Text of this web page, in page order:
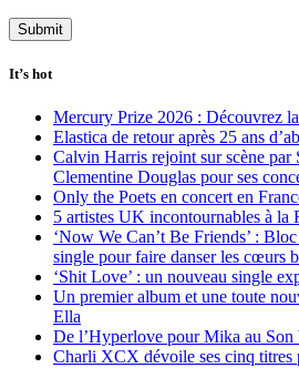
It’s hot
Mercury Prize 2026 : Découvrez
Elastica de retour après 25 ans
Calvin Harris rejoint sur scène par
Clementine Douglas pour ses
Only the Poets en concert en
5 artistes UK incontournables à la
‘Now We Can’t Be Friends’ :
single pour faire danser les cœurs
‘Shit Love’ : un nouveau single
Un premier album et une toute
Ella
De l’Hyperlove pour Mika au Son
Charli XCX dévoile ses cinq titres